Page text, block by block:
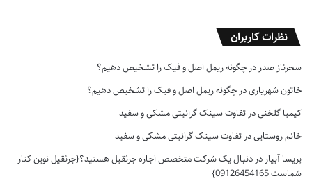
نظرات کاربران
سحرناز صدر در چگونه ریمل اصل و فیک را تشخیص دهیم؟
خاتون شهریاریدر چگونه ریمل اصل و فیک را تشخیص دهیم؟
کیمیا گلخنیدر تفاوت سینک گرانیتی مشکی و سفید
خانم روستاییدر تفاوت سینک گرانیتی مشکی و سفید
پریسا آبیار در دنبال یک شرکت متخصص اجاره جرثقیل هستید؟{جرثقیل نوین کنار
شماست 09126454165}